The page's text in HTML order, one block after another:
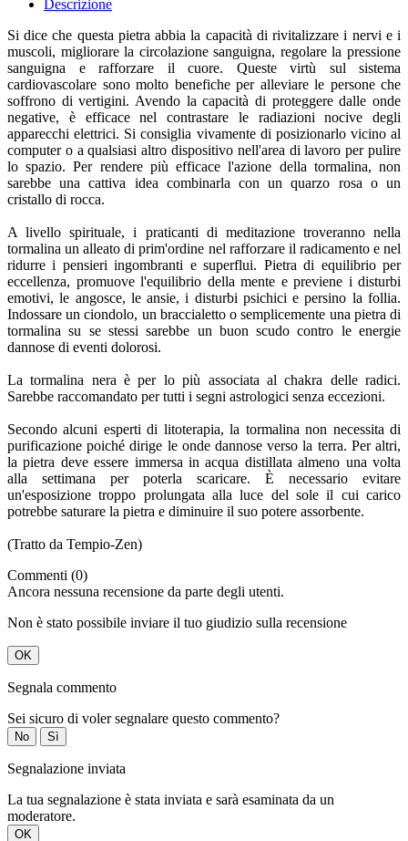
Descrizione
Si dice che questa pietra abbia la capacità di rivitalizzare i nervi e i
muscoli, migliorare la circolazione sanguigna, regolare la pressione
sanguigna e rafforzare il cuore. Queste virtù sul sistema
cardiovascolare sono molto benefiche per alleviare le persone che
soffrono di vertigini. Avendo la capacità di proteggere dalle onde
negative, è efficace nel contrastare le radiazioni nocive degli
apparecchi elettrici. Si consiglia vivamente di posizionarlo vicino al
computer o a qualsiasi altro dispositivo nell'area di lavoro per pulire
lo spazio. Per rendere più efficace l'azione della tormalina, non
sarebbe una cattiva idea combinarla con un quarzo rosa o un
cristallo di rocca.
A livello spirituale, i praticanti di meditazione troveranno nella
tormalina un alleato di prim'ordine nel rafforzare il radicamento e nel
ridurre i pensieri ingombranti e superflui. Pietra di equilibrio per
eccellenza, promuove l'equilibrio della mente e previene i disturbi
emotivi, le angosce, le ansie, i disturbi psichici e persino la follia.
Indossare un ciondolo, un braccialetto o semplicemente una pietra di
tormalina su se stessi sarebbe un buon scudo contro le energie
dannose di eventi dolorosi.
La tormalina nera è per lo più associata al chakra delle radici.
Sarebbe raccomandato per tutti i segni astrologici senza eccezioni.
Secondo alcuni esperti di litoterapia, la tormalina non necessita di
purificazione poiché dirige le onde dannose verso la terra. Per altri,
la pietra deve essere immersa in acqua distillata almeno una volta
alla settimana per poterla scaricare. È necessario evitare
un'esposizione troppo prolungata alla luce del sole il cui carico
potrebbe saturare la pietra e diminuire il suo potere assorbente.
(Tratto da Tempio-Zen)
Commenti (0)
Ancora nessuna recensione da parte degli utenti.
Non è stato possibile inviare il tuo giudizio sulla recensione
OK
Segnala commento
Sei sicuro di voler segnalare questo commento?
No Sì
Segnalazione inviata
La tua segnalazione è stata inviata e sarà esaminata da un
moderatore.
OK